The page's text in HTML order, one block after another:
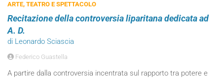
ARTE, TEATRO E SPETTACOLO
Recitazione della controversia liparitana dedicata ad
A. D.
di Leonardo Sciascia
Federico Guastella
A partire dalla controversia incentrata sul rapporto tra potere e